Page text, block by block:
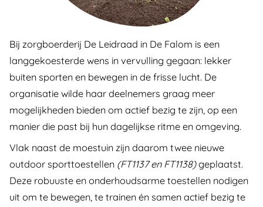
Bij zorgboerderij De Leidraad in De Falom is een
langgekoesterde wens in vervulling gegaan: lekker
buiten sporten en bewegen in de frisse lucht. De
organisatie wilde haar deelnemers graag meer
mogelijkheden bieden om actief bezig te zijn, op een
manier die past bij hun dagelijkse ritme en omgeving.
Vlak naast de moestuin zijn daarom twee nieuwe
outdoor sporttoestellen (FT1137 en FT1138)geplaatst.
Deze robuuste en onderhoudsarme toestellen nodigen
uit om te bewegen, te trainen én samen actief bezig te